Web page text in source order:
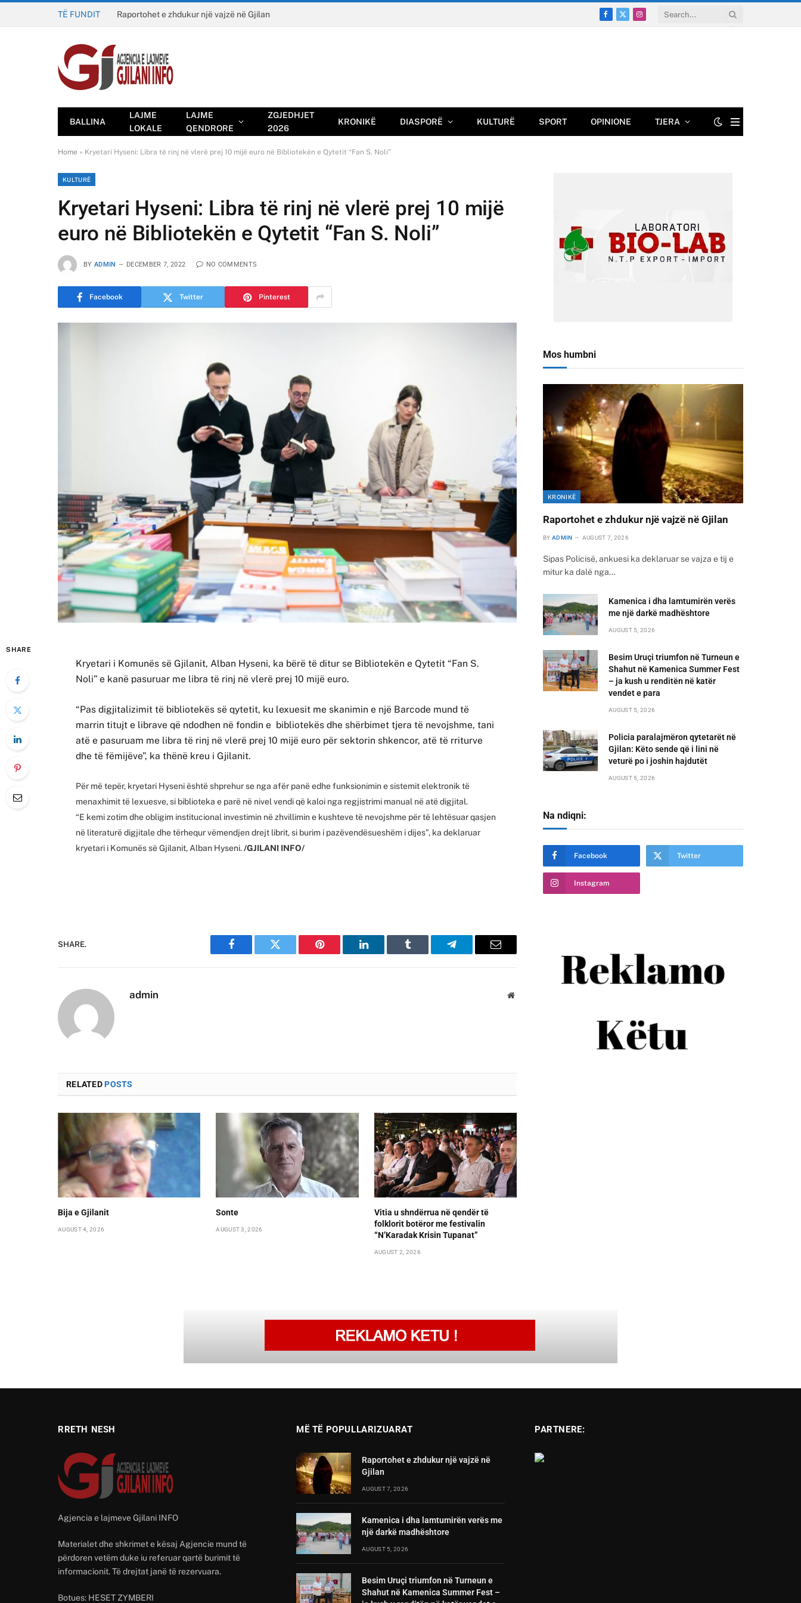
TË FUNDIT Raportohet e zhdukur një vajzë në Gjilan
Facebook
X
Instagram
BALLINA
LAJME
LOKALE
LAJME
QENDRORE
ZGJEDHJET
2026
KRONIKË DIASPORË KULTURË SPORT OPINIONE TJERA
Home » Kryetari Hyseni: Libra të rinj në vlerë prej 10 mijë euro në Bibliotekën e Qytetit “Fan S. Noli”
KULTURË
Kryetari Hyseni: Libra të rinj në vlerë prej 10 mijë
euro në Bibliotekën e Qytetit “Fan S. Noli”
BY ADMIN DECEMBER 7, 2022 NO COMMENTS
Facebook Twitter Pinterest
SHARE
Kryetari i Komunës së Gjilanit, Alban Hyseni, ka bërë të ditur se Bibliotekën e Qytetit “Fan S.
Noli” e kanë pasuruar me libra të rinj në vlerë prej 10 mijë euro.
“Pas digjitalizimit të bibliotekës së qytetit, ku lexuesit me skanimin e një Barcode mund të
marrin titujt e librave që ndodhen në fondin e bibliotekës dhe shërbimet tjera të nevojshme, tani
atë e pasuruam me libra të rinj në vlerë prej 10 mijë euro për sektorin shkencor, atë të rriturve
dhe të fëmijëve”, ka thënë kreu i Gjilanit.
Për më tepër, kryetari Hyseni është shprehur se nga afër panë edhe funksionimin e sistemit elektronik të
menaxhimit të lexuesve, si biblioteka e parë në nivel vendi që kaloi nga regjistrimi manual në atë digjital.
“E kemi zotim dhe obligim institucional investimin në zhvillimin e kushteve të nevojshme për të lehtësuar qasjen
në literaturë digjitale dhe tërhequr vëmendjen drejt librit, si burim i pazëvendësueshëm i dijes”, ka deklaruar
kryetari i Komunës së Gjilanit, Alban Hyseni./GJILANI INFO/
SHARE.
Facebook Twitter Pinterest LinkedIn Tumblr Telegram Email
admin Website
RELATEDPOSTS
Bija e Gjilanit
AUGUST 4, 2026
Sonte
AUGUST 3, 2026
Vitia u shndërrua në qendër të
folklorit botëror me festivalin
“N’Karadak Krisin Tupanat”
AUGUST 2, 2026
Mos humbni
KRONIKË
Raportohet e zhdukur një vajzë në Gjilan
BY ADMIN AUGUST 7, 2026
Sipas Policisë, ankuesi ka deklaruar se vajza e tij e
mitur ka dalë nga…
Kamenica i dha lamtumirën verës
me një darkë madhështore
AUGUST 5, 2026
Besim Uruçi triumfon në Turneun e
Shahut në Kamenica Summer Fest
– ja kush u renditën në katër
vendet e para
AUGUST 5, 2026
Policia paralajmëron qytetarët në
Gjilan: Këto sende që i lini në
veturë po i joshin hajdutët
AUGUST 5, 2026
Na ndiqni:
Facebook Twitter
Instagram
RRETH NESH
Agjencia e lajmeve Gjilani INFO
Materialet dhe shkrimet e kësaj Agjencie mund të
përdoren vetëm duke iu referuar qartë burimit të
informacionit. Të drejtat janë të rezervuara.
Botues: HESET ZYMBERI
MË TË POPULLARIZUARAT
Raportohet e zhdukur një vajzë në
Gjilan
AUGUST 7, 2026
Kamenica i dha lamtumirën verës me
një darkë madhështore
AUGUST 5, 2026
Besim Uruçi triumfon në Turneun e
Shahut në Kamenica Summer Fest –
PARTNERE: